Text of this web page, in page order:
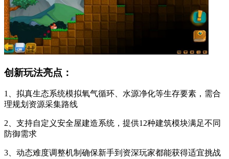
创新玩法亮点：
1、拟真生态系统模拟氧气循环、水源净化等生存要素，需合
理规划资源采集路线
2、支持自定义安全屋建造系统，提供12种建筑模块满足不同
防御需求
3、动态难度调整机制确保新手到资深玩家都能获得适宜挑战